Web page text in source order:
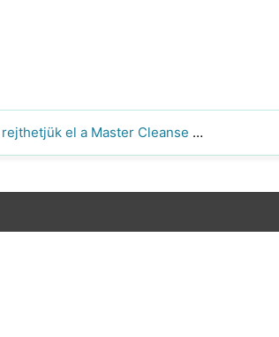
Hogyan rejthetjük el a Master Cleanse Diet a barátaid